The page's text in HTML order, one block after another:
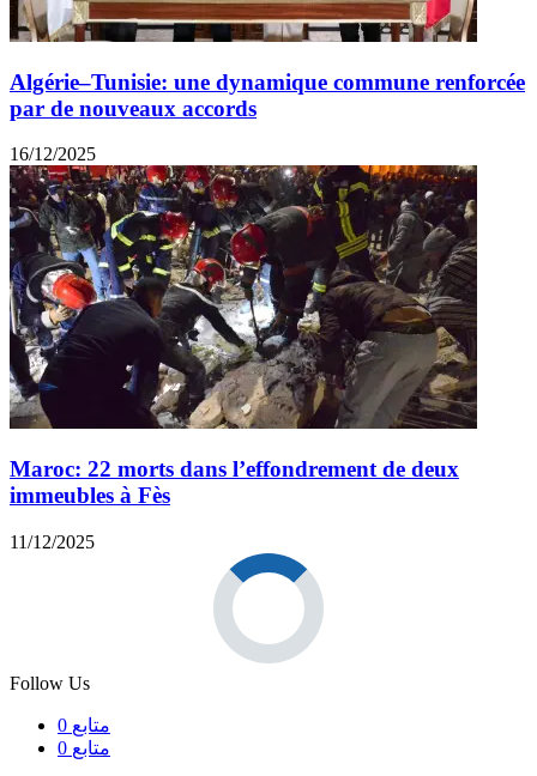
Algérie–Tunisie: une dynamique commune renforcée
par de nouveaux accords
16/12/2025
Maroc: 22 morts dans l’effondrement de deux
immeubles à Fès
11/12/2025
Follow Us
0 متابع
0 متابع